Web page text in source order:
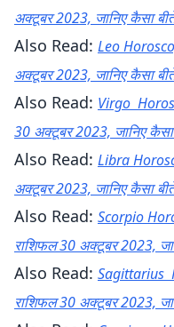
अक्टूबर 2023, जानिए कैसा
Also Read: Leo
अक्टूबर 2023, जानिए कैसा
Also Read: Virgo
30 अक्टूबर 2023, जानिए कैसा
Also Read: Libra
अक्टूबर 2023, जानिए कैसा
Also Read: Scorpio
राशिफल 30 अक्टूबर 2023,
Also Read: Sagittarius
राशिफल 30 अक्टूबर 2023,